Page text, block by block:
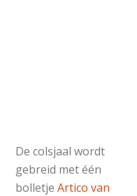
De colsjaal wordt
gebreid met één
bolletje Artico van